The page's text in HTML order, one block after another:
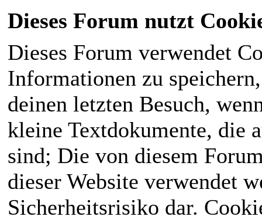
Dieses Forum nutzt
Dieses Forum verwendet
Informationen zu
deinen letzten Besuch,
kleine Textdokumente, die
sind; Die von diesem
dieser Website verwendet
Sicherheitsrisiko dar.